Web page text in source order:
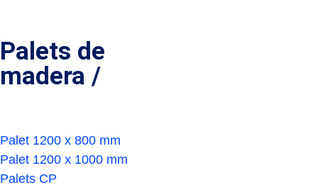
Palets de
madera /
Palet 1200 x 800 mm
Palet 1200 x 1000 mm
Palets CP